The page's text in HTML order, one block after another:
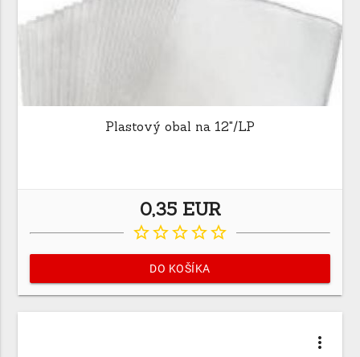
Plastový obal na 12"/LP
0,35 EUR
star_borderstar_borderstar_borderstar_borderstar_border
DO KOŠÍKA
more_vert